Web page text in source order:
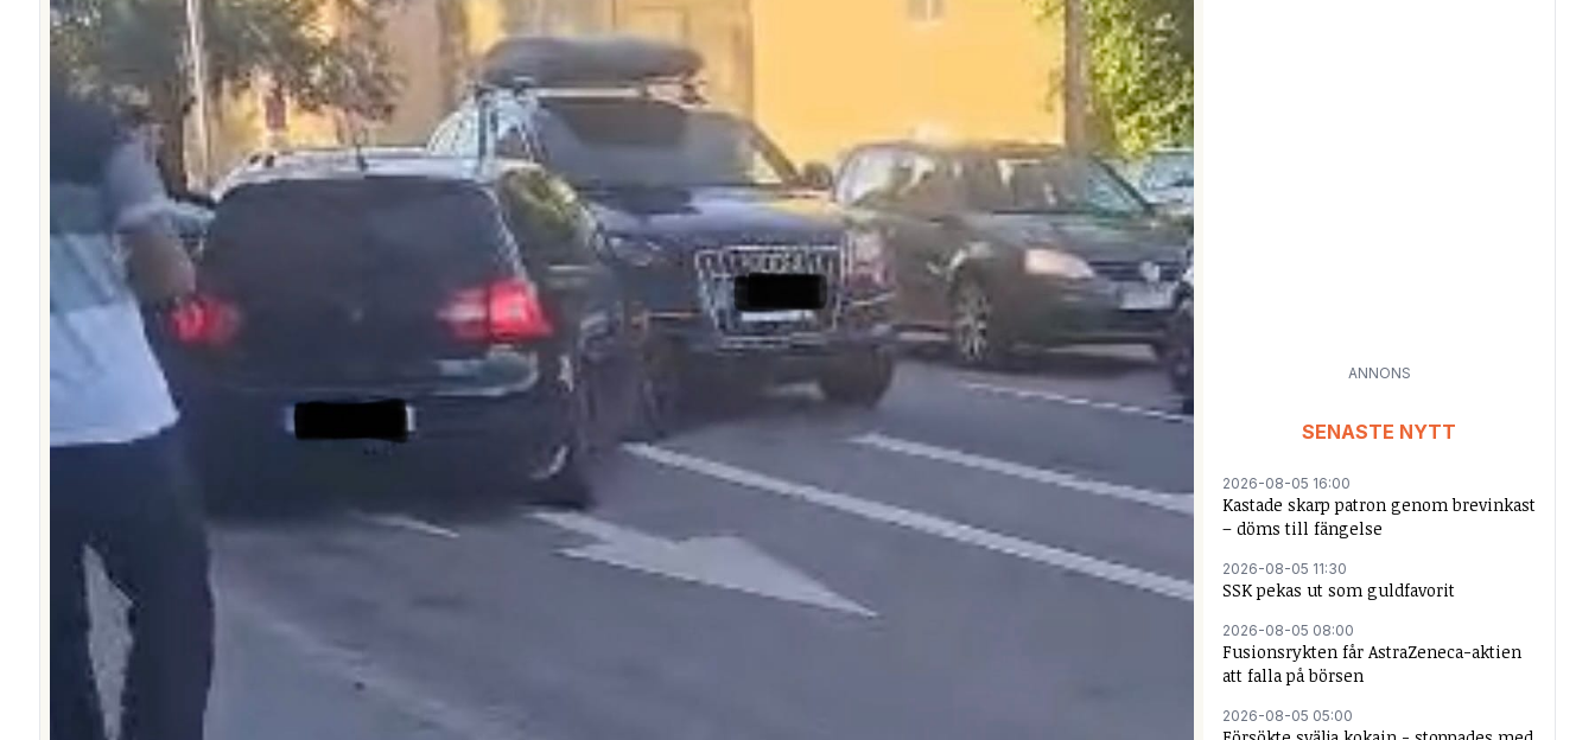
ANNONS
SENASTE NYTT
2026-08-05 16:00
Kastade skarp patron genom brevinkast
– döms till fängelse
2026-08-05 11:30
SSK pekas ut som guldfavorit
2026-08-05 08:00
Fusionsrykten får AstraZeneca-aktien
att falla på börsen
2026-08-05 05:00